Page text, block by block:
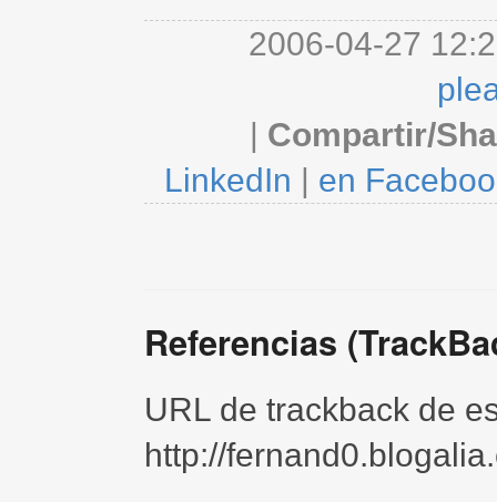
2006-04-27
| Compartir/
LinkedIn | en
Referencias
URL de trackback de
http://